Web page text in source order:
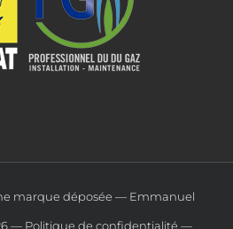
marque déposée — Emmanuel
— Politique de confidentialité —